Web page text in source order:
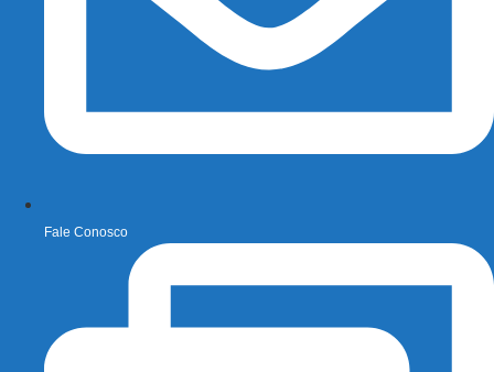
Fale Conosco